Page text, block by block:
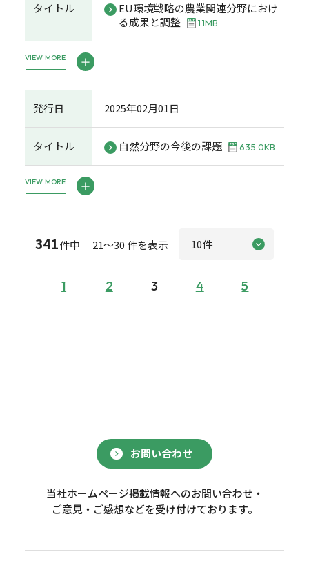
タイトル
EU環境戦略の農業関連分野におけ
る成果と調整
1.1MB
VIEW MORE
発行日 2025年02月01日
タイトル 自然分野の今後の課題 635.0KB
VIEW MORE
341件中 21～30 件を表示
1 2 3 4 5
お問い合わせ
当社ホームページ掲載情報へのお問い合わせ・
ご意見・ご感想などを受け付けております。